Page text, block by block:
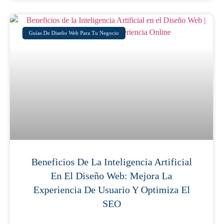
Guías De Diseño Web Para Tu Negocio
Beneficios De La Inteligencia Artificial
En El Diseño Web: Mejora La
Experiencia De Usuario Y Optimiza El
SEO